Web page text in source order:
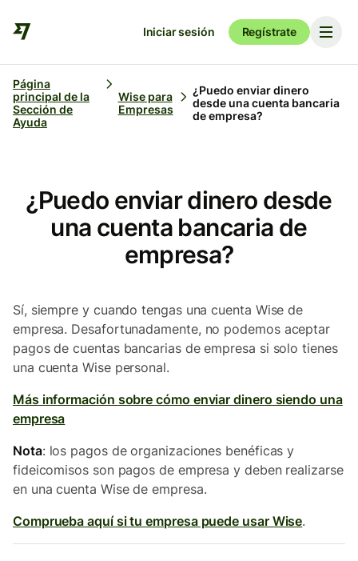
Iniciar sesión Regístrate
Página
principal de la
Sección de
Ayuda
Wise para
Empresas
¿Puedo enviar dinero
desde una cuenta bancaria
de empresa?
¿Puedo enviar dinero desde
una cuenta bancaria de
empresa?
Sí, siempre y cuando tengas una cuenta Wise de
empresa. Desafortunadamente, no podemos aceptar
pagos de cuentas bancarias de empresa si solo tienes
una cuenta Wise personal.
Más información sobre cómo enviar dinero siendo una
empresa
Nota: los pagos de organizaciones benéficas y
fideicomisos son pagos de empresa y deben realizarse
en una cuenta Wise de empresa.
Comprueba aquí si tu empresa puede usar Wise.